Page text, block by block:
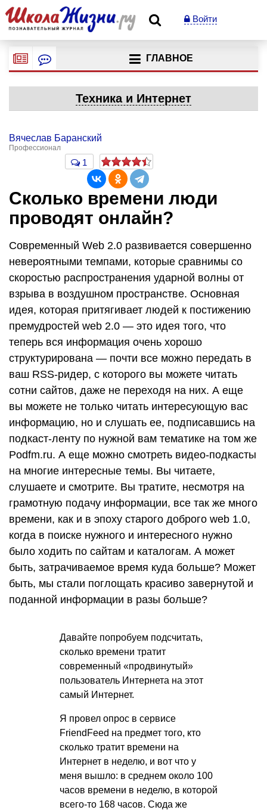
Войти
ГЛАВНОЕ
Техника и Интернет
Вячеслав Баранский
Профессионал
1
Сколько времени люди
проводят онлайн?
Современный Web 2.0 развивается совершенно
невероятными темпами, которые сравнимы со
скоростью распространения ударной волны от
взрыва в воздушном пространстве. Основная
идея, которая притягивает людей к постижению
премудростей web 2.0 — это идея того, что
теперь вся информация очень хорошо
структурирована — почти все можно передать в
ваш RSS-ридер, с которого вы можете читать
сотни сайтов, даже не переходя на них. А еще
вы можете не только читать интересующую вас
информацию, но и слушать ее, подписавшись на
подкаст-ленту по нужной вам тематике на том же
Podfm.ru. А еще можно смотреть видео-подкасты
на многие интересные темы. Вы читаете,
слушаете и смотрите. Вы тратите, несмотря на
грамотную подачу информации, все так же много
времени, как и в эпоху старого доброго web 1.0,
когда в поиске нужного и интересного нужно
было ходить по сайтам и каталогам. А может
быть, затрачиваемое время куда больше? Может
быть, мы стали поглощать красиво завернутой и
поданной информации в разы больше?
Давайте попробуем подсчитать,
сколько времени тратит
современный «продвинутый»
пользователь Интернета на этот
самый Интернет.
Я провел опрос в сервисе
FriendFeed на предмет того, кто
сколько тратит времени на
Интернет в неделю, и вот что у
меня вышло: в среднем около 100
часов времени в неделю, в которой
всего-то 168 часов. Сюда же